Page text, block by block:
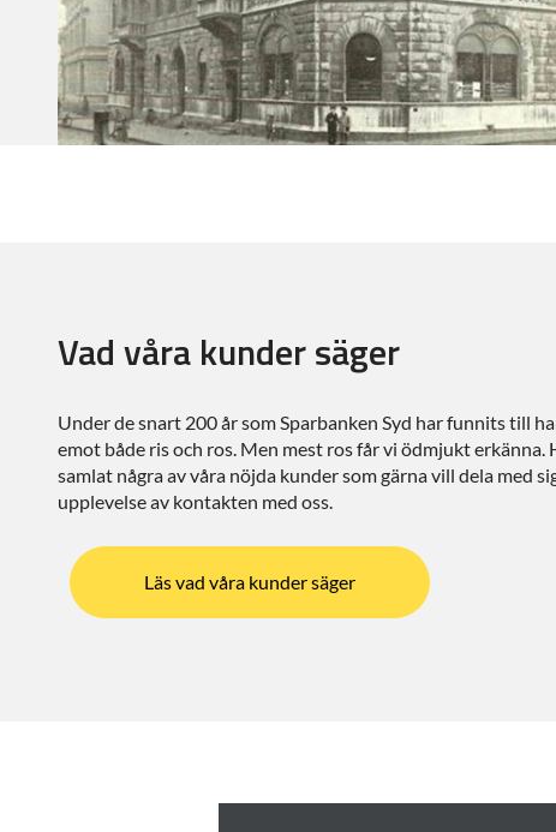
Vad våra kunder säger
Under de snart 200 år som Sparbanken Syd har funnits till
emot både ris och ros. Men mest ros får vi ödmjukt erkänna.
samlat några av våra nöjda kunder som gärna vill dela med
upplevelse av kontakten med oss.
Läs vad våra kunder säger